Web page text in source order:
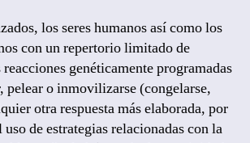
los seres humanos así como los
con un repertorio limitado de
reacciones genéticamente programadas
pelear o inmovilizarse (congelarse,
otra respuesta más elaborada, por
de estrategias relacionadas con la